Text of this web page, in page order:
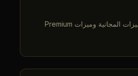
تفاصيل كاملة للميزات المجانية وميزات Premium